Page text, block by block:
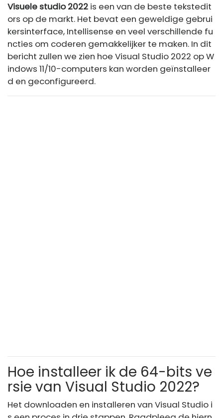
Visuele studio 2022 is een van de beste tekstedit
ors op de markt. Het bevat een geweldige gebrui
kersinterface, Intellisense en veel verschillende fu
ncties om coderen gemakkelijker te maken. In dit
bericht zullen we zien hoe Visual Studio 2022 op W
indows 11/10-computers kan worden geïnstalleer
d en geconfigureerd.
Hoe installeer ik de 64-bits ve
rsie van Visual Studio 2022?
Het downloaden en installeren van Visual Studio i